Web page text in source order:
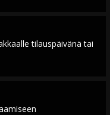
tilauspäivänä tai